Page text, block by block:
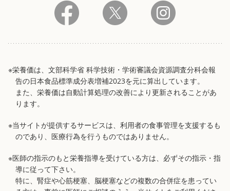
※栄養価は、文部科学省 科学技術・学術審議会資源調査分科会報
告の日本食品標準成分表増補2023を元に算出しています。
また、栄養価は自動計算処理の改善により更新されることがあ
ります。
※当サイトが提供するサービスは、利用者の食事管理を支援するも
のであり、医療行為を行うものではありません。
※医師の指示のもと栄養指導を受けている方は、必ずその指示・指
導に従って下さい。
特に、腎症や心筋梗塞、脳梗塞などの複数の合併症を患ってい